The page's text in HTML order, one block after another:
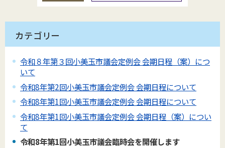
カテゴリー
令和８年第３回小美玉市議会定例会 会期日程（案）につ
いて
令和8年第2回小美玉市議会定例会 会期日程について
令和8年第1回小美玉市議会定例会 会期日程について
令和8年第1回小美玉市議会定例会 会期日程（案）につい
て
令和8年第1回小美玉市議会臨時会を開催します